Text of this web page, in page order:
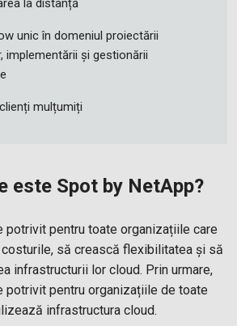
la distanță
unic în domeniul proiectării
implementării și gestionării
mulțumiți
este Spot by NetApp?
potrivit pentru toate organizațiile care
să crească flexibilitatea și să
infrastructurii lor cloud. Prin urmare,
potrivit pentru organizațiile de toate
infrastructura cloud.